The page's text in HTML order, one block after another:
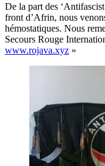
De la part des
front d’Afrin, nous
hémostatiques. Nous
Secours Rouge
www.rojava.xyz »